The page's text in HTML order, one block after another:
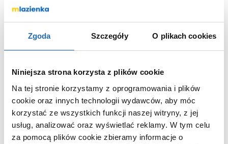
Zgoda Szczegóły O plikach cookies
Niniejsza strona korzysta z plików cookie
Na tej stronie korzystamy z oprogramowania i plików
cookie oraz innych technologii wydawców, aby móc
korzystać ze wszystkich funkcji naszej witryny, z jej
usług, analizować oraz wyświetlać reklamy. W tym celu
za pomocą plików cookie zbieramy informacje o